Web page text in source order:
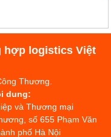
hợp logistics Việt
Thương.
dung:
và Thương mại
số 655 Phạm Văn
phố Hà Nội